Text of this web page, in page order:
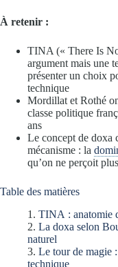
À retenir :
TINA (« There Is
argument mais une
présenter un choix
technique
Mordillat et Rothé
classe politique
ans
Le concept de doxa
mécanisme : la
qu’on ne perçoit
Table des matières
TINA : anatomie
La doxa selon
naturel
Le tour de magie
technique